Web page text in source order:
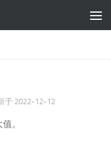
于 2022-12-12
。